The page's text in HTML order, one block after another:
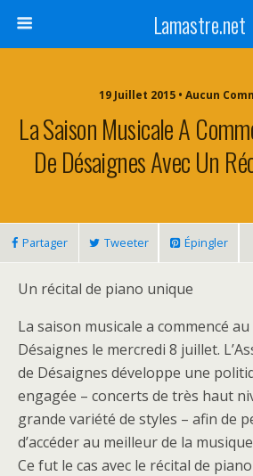
Lamastre.net
19 Juillet 2015 • Aucun
La Saison Musicale A
De Désaignes Avec Un
Partager Tweeter Épingler
Un récital de piano unique
La saison musicale a commencé
Désaignes le mercredi 8 juillet.
de Désaignes développe une
engagée – concerts de très haut
grande variété de styles – afin de
d’accéder au meilleur de la
Ce fut le cas avec le récital de